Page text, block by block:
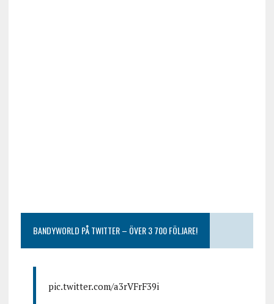
BANDYWORLD PÅ TWITTER – ÖVER 3 700 FÖLJARE!
pic.twitter.com/a3rVFrF39i